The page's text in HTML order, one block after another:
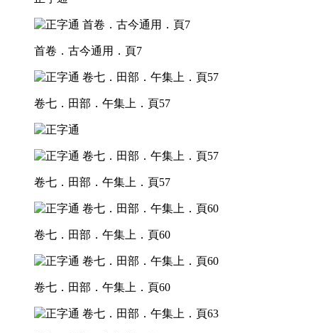
首卷．古今通用．頁7
卷七．田部．午集上．頁57
卷七．田部．午集上．頁57
卷七．田部．午集上．頁60
卷七．田部．午集上．頁60